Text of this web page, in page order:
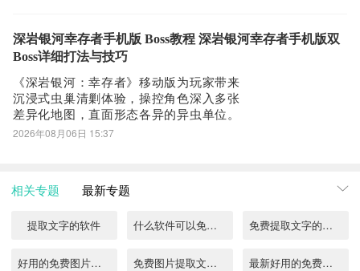
步：
回到手机桌面就可以看到已经安装好的最新文字提取6.6.1，点击文
系统梳理真气系统的运作逻辑与高效提升
路径，帮助玩家在不依赖抽卡概率、不额
深岩银河幸存者手机版 Boss教程 深岩银河幸存者手机版双
Boss详细打法与技巧
《深岩银河：幸存者》移动版为玩家带来
沉浸式虫巢清剿体验，操控角色深入多张
差异化地图，直面形态各异的异虫单位。
每张地图均设有专属首领，其中最具代表
门槛。双生无畏并非单一目标，而是具备
2026年08月06日 15:37
相关专题 最新专题
提取文字的软件 什么软件可以免费提取文字 免费提取文字的软件都有什么
好用的免费图片提取文字软件大全推荐 免费图片提取文字软件有哪些 最新好用的免费提取视频文字的软件